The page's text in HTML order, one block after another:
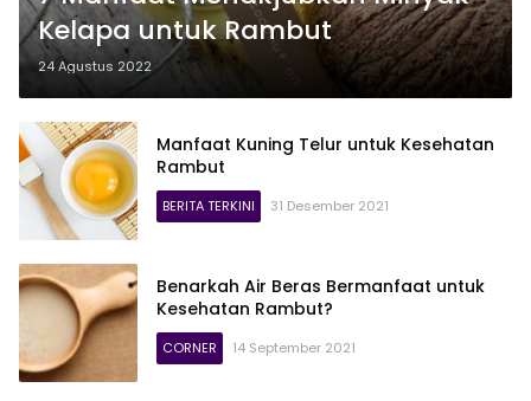
Kelapa untuk Rambut
24 Agustus 2022
Manfaat Kuning Telur untuk Kesehatan
Rambut
BERITA TERKINI 31 Desember 2021
Benarkah Air Beras Bermanfaat untuk
Kesehatan Rambut?
CORNER 14 September 2021